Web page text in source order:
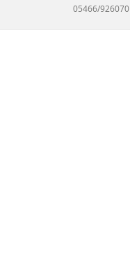
05466/926070